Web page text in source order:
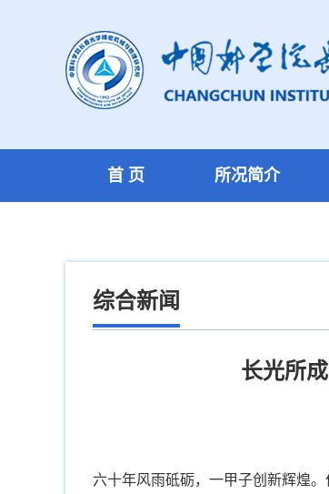
首 页 所况简介
综合新闻
长光所
六十年风雨砥砺，一甲子创新辉煌